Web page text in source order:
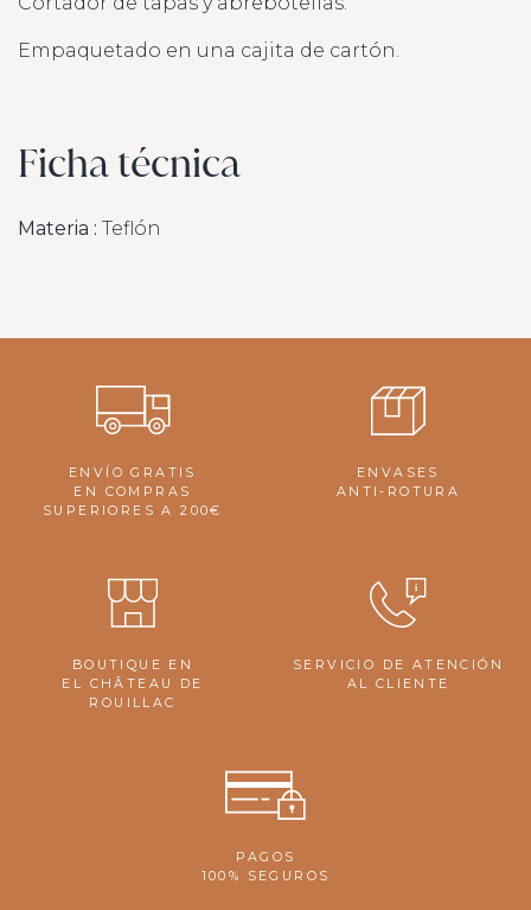
Empaquetado en una cajita de cartón.
Ficha técnica
Materia : Teflón
ENVÍO GRATIS
EN COMPRAS
SUPERIORES A 200€
ENVASES
ANTI-ROTURA
BOUTIQUE EN
EL CHÂTEAU DE
ROUILLAC
SERVICIO DE ATENCIÓN
AL CLIENTE
PAGOS
100% SEGUROS